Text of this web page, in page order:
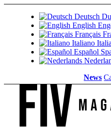
Deutsch
English
Français
Italiano
Español
News